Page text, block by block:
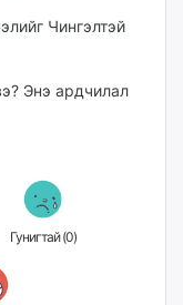
Чингэлтэй
Энэ ардчилал
Гунигтай (0)